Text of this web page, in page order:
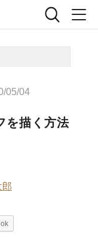
05/04
を描く方法
郎